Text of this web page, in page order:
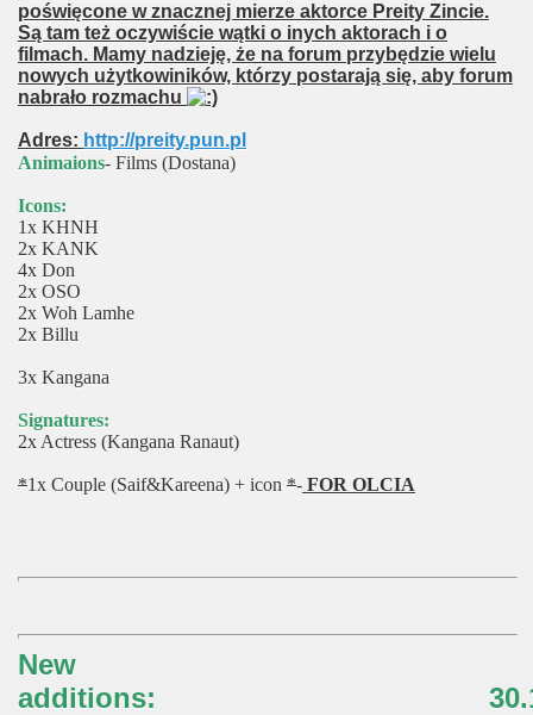
poświęcone w znacznej mierze aktorce Preity Zincie.
Są tam też oczywiście wątki o inych aktorach i o
filmach. Mamy nadzieję, że na forum przybędzie wielu
nowych użytkowiników, którzy postarają się, aby forum
nabrało rozmachu
Adres: http://preity.pun.pl
Animaions- Films (Dostana)
Icons:
1x KHNH
2x KANK
4x Don
2x OSO
2x Woh Lamhe
2x Billu
3x Kangana
Signatures:
2x Actress (Kangana Ranaut)
*1x Couple (Saif&Kareena) + icon *- FOR OLCIA
New
additions: